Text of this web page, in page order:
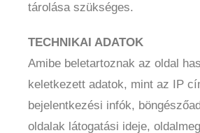
tárolása szükséges.
TECHNIKAI ADATOK
Amibe beletartoznak az oldal
keletkezett adatok, mint az IP
bejelentkezési infók,
oldalak látogatási ideje,